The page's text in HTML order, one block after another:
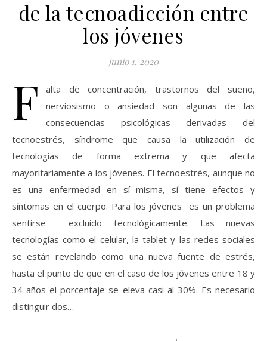
de la tecnoadicción entre
los jóvenes
junio 1, 2020
F
alta de concentración, trastornos del sueño,
nerviosismo o ansiedad son algunas de las
consecuencias psicológicas derivadas del
tecnoestrés, síndrome que causa la utilización de
tecnologías de forma extrema y que afecta
mayoritariamente a los jóvenes. El tecnoestrés, aunque no
es una enfermedad en sí misma, sí tiene efectos y
síntomas en el cuerpo. Para los jóvenes es un problema
sentirse excluido tecnológicamente. Las nuevas
tecnologías como el celular, la tablet y las redes sociales
se están revelando como una nueva fuente de estrés,
hasta el punto de que en el caso de los jóvenes entre 18 y
34 años el porcentaje se eleva casi al 30%. Es necesario
distinguir dos…